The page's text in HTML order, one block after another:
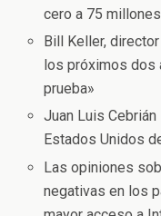
cero a 75
Bill Keller, director
los próximos dos
prueba»
Juan Luis
Estados Unidos
Las opiniones
negativas en los